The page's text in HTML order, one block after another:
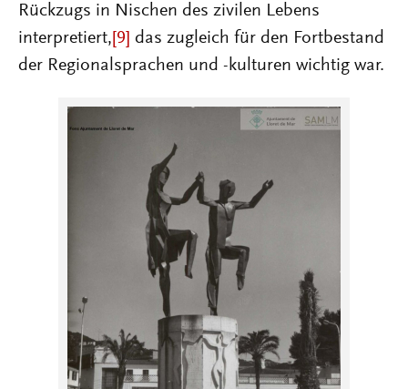
Rückzugs in Nischen des zivilen Lebens
interpretiert, [9] das zugleich für den Fortbestand
der Regionalsprachen und -kulturen wichtig war.